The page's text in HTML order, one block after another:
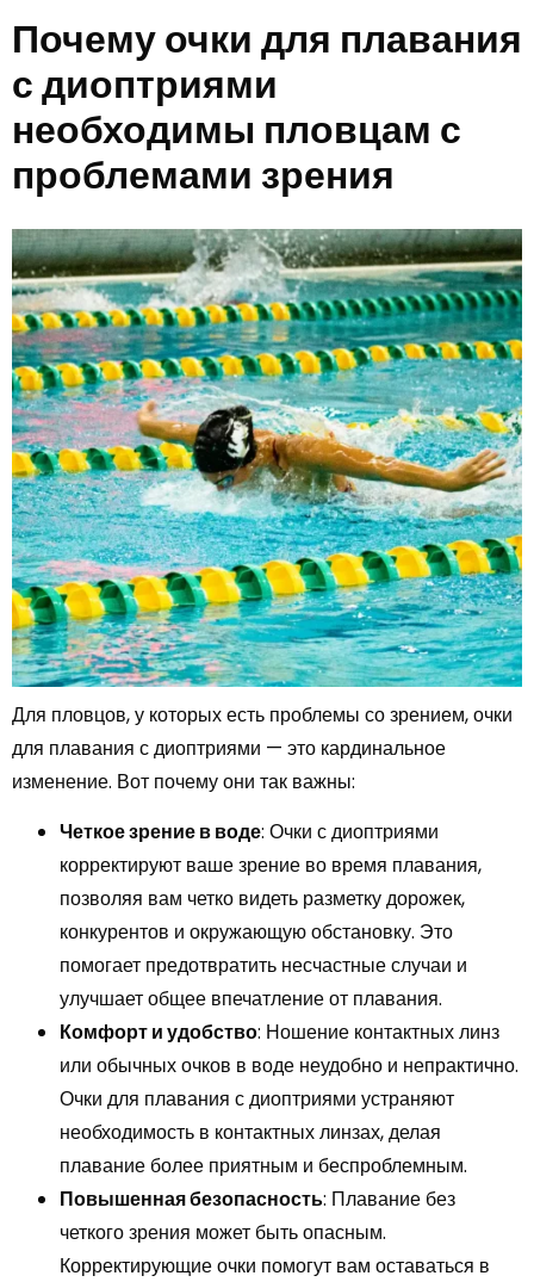
Почему очки для плавания
с диоптриями
необходимы пловцам с
проблемами зрения
Для пловцов, у которых есть проблемы со зрением, очки
для плавания с диоптриями — это кардинальное
изменение. Вот почему они так важны:
Четкое зрение в воде: Очки с диоптриями
корректируют ваше зрение во время плавания,
позволяя вам четко видеть разметку дорожек,
конкурентов и окружающую обстановку. Это
помогает предотвратить несчастные случаи и
улучшает общее впечатление от плавания.
Комфорт и удобство: Ношение контактных линз
или обычных очков в воде неудобно и непрактично.
Очки для плавания с диоптриями устраняют
необходимость в контактных линзах, делая
плавание более приятным и беспроблемным.
Повышенная безопасность: Плавание без
четкого зрения может быть опасным.
Корректирующие очки помогут вам оставаться в